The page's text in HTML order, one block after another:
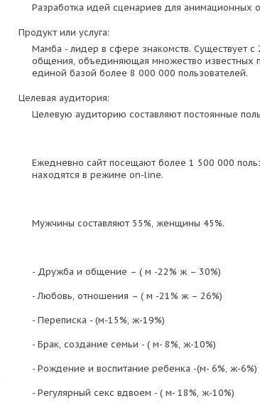
Разработка идей сценариев для анимационных
Продукт или услуга:
Мамба - лидер в сфере знакомств. Существует
общения, объединяющая множество известных
единой базой более 8 000 000 пользователей.
Целевая аудитория:
Целевую аудиторию составляют постоянные
Ежедневно сайт посещают более 1 500 000
находятся в режиме on-line.
Мужчины составляют 55%, женщины 45%.
- Дружба и общение – ( м -22% ж – 30%)
- Любовь, отношения – ( м -21% ж – 26%)
- Переписка - (м-15%, ж-19%)
- Брак, создание семьи - ( м- 8%, ж-10%)
- Рождение и воспитание ребенка -(м- 6%, ж-6%)
- Регулярный секс вдвоем - ( м- 18%, ж-10%)